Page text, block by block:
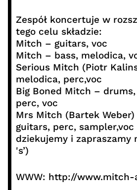
Zespół koncertuje w
tego celu składzie:
Mitch – guitars, voc
Mitch – bass, melodica,
Serious Mitch (Piotr
melodica, perc,voc
Big Boned Mitch – drums,
perc, voc
Mrs Mitch (Bartek
guitars, perc, sampler,voc
dziekujemy i zapraszamy
's’)
WWW: http://